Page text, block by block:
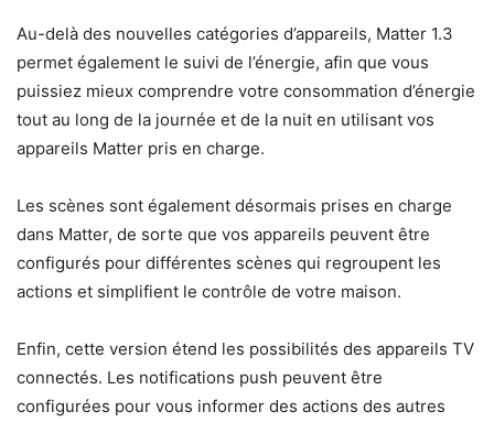
Au-delà des nouvelles catégories d’appareils, Matter 1.3
permet également le suivi de l’énergie, afin que vous
puissiez mieux comprendre votre consommation d’énergie
tout au long de la journée et de la nuit en utilisant vos
appareils Matter pris en charge.
Les scènes sont également désormais prises en charge
dans Matter, de sorte que vos appareils peuvent être
configurés pour différentes scènes qui regroupent les
actions et simplifient le contrôle de votre maison.
Enfin, cette version étend les possibilités des appareils TV
connectés. Les notifications push peuvent être
configurées pour vous informer des actions des autres